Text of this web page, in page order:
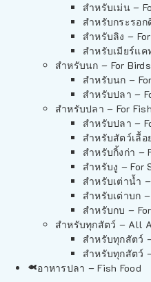
สำหรับเม่น –
สำหรับกระรอก
สำหรับลิง –
สำหรับเมียร์แค
สำหรับนก – For Birds
สำหรับนก –
สำหรับปลา –
สำหรับปลา – For Fish
สำหรับปลา –
สำหรับสัตว์เลื้
สำหรับกิ้งก่า –
สำหรับงู – For
สำหรับเต่าน้ำ
สำหรับเต่าบก
สำหรับกบ –
สำหรับทุกสัตว์ – All
สำหรับทุกสัตว์
สำหรับทุกสัตว์
อาหารปลา – Fish Food